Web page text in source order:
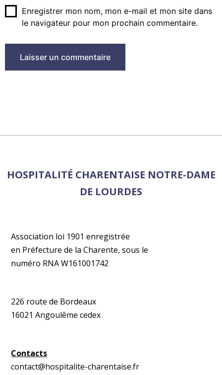
Enregistrer mon nom, mon e-mail et mon site dans
le navigateur pour mon prochain commentaire.
HOSPITALITÉ CHARENTAISE NOTRE-DAME
DE LOURDES
Association loi 1901 enregistrée
en Préfecture de la Charente, sous le
numéro RNA W161001742
226 route de Bordeaux
16021 Angoulême cedex
Contacts
contact@hospitalite-charentaise.fr